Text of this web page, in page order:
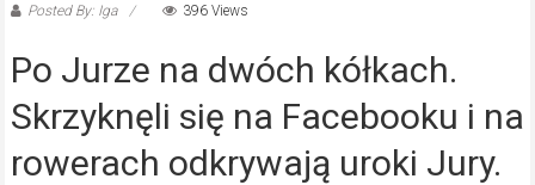
Posted By: Iga 396 Views
Po Jurze na dwóch kółkach.
Skrzyknęli się na Facebooku i na
rowerach odkrywają uroki Jury.